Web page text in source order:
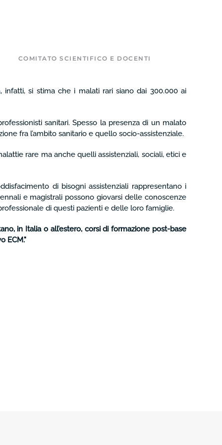
COMITATO SCIENTIFICO E DOCENTI
si stima che i malati rari siano dai 300.000 ai
sanitari. Spesso la presenza di un malato
fra l’ambito sanitario e quello socio-assistenziale.
rare ma anche quelli assistenziali, sociali, etici e
di bisogni assistenziali rappresentano i
e magistrali possono giovarsi delle conoscenze
di questi pazienti e delle loro famiglie.
in Italia o all’estero, corsi di formazione post-base
ECM."